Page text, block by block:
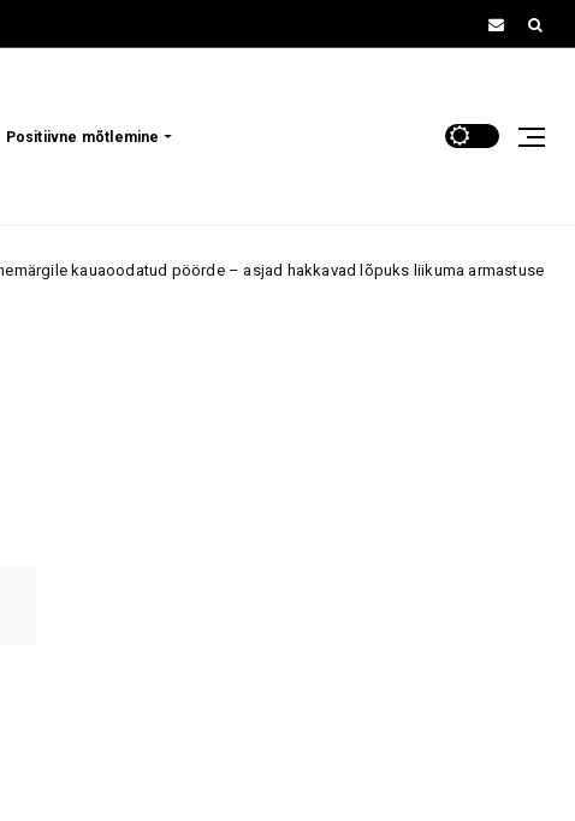
Positiivne mõtlemine
– asjad hakkavad lõpuks liikuma armastuses, töös ja rahaasjades